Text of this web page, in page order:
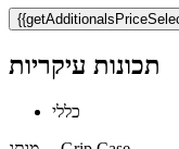
תכונות עיקריות
כללי